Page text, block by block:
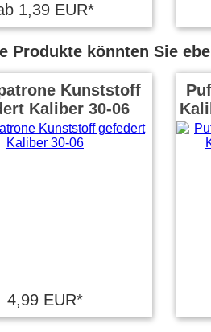
1,39 EUR*
Produkte könnten Sie
Kunststoff
Kaliber 30-06
4,99 EUR*